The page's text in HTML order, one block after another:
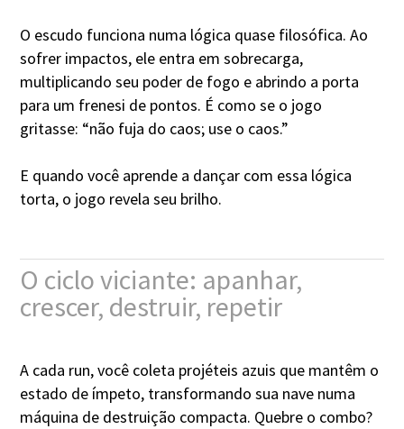
O escudo funciona numa lógica quase filosófica. Ao
sofrer impactos, ele entra em sobrecarga,
multiplicando seu poder de fogo e abrindo a porta
para um frenesi de pontos. É como se o jogo
gritasse: “não fuja do caos; use o caos.”
E quando você aprende a dançar com essa lógica
torta, o jogo revela seu brilho.
O ciclo viciante: apanhar,
crescer, destruir, repetir
A cada run, você coleta projéteis azuis que mantêm o
estado de ímpeto, transformando sua nave numa
máquina de destruição compacta. Quebre o combo?